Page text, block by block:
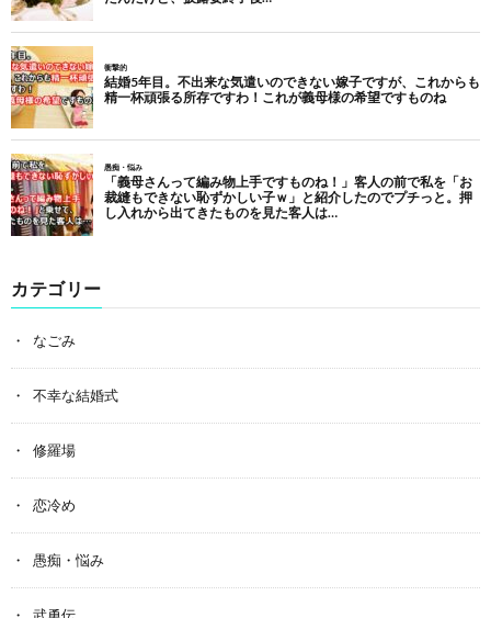
カテゴリー
なごみ
不幸な結婚式
修羅場
恋冷め
愚痴・悩み